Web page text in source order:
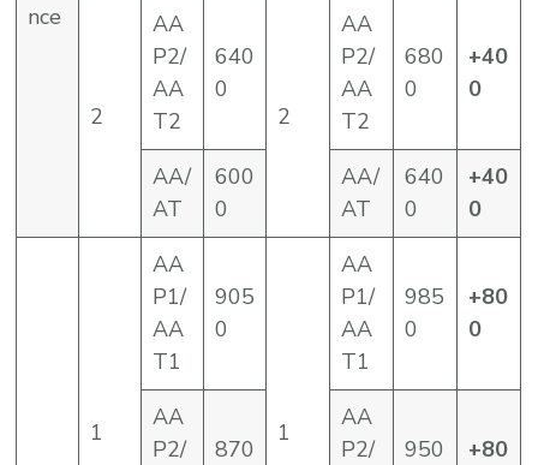
nce
2
AA
P2/
AA
T2
640
0
2
AA
P2/
AA
T2
680
0
+40
0
AA/
AT
600
0
AA/
AT
640
0
+40
0
1
AA
P1/
AA
T1
905
0
1
AA
P1/
AA
T1
985
0
+80
0
AA
P2/
870
AA
P2/
950
+80